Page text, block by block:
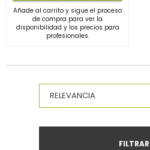
Añade al carrito y sigue el proceso
de compra para ver la
disponibilidad y los precios para
profesionales.
FILTRAR